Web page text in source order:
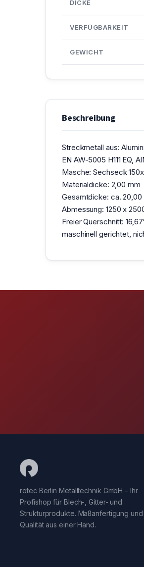
DICKE
VERFÜGBARKEIT
GEWICHT
Beschreibung
Streckmetall aus:
EN AW-5005 H111 EQ,
Masche: Sechseck
Materialdicke: 2,00 mm
Gesamtdicke: ca. 20,00
Abmessung: 1250 x
Freier Querschnitt:
maschinell gerichtet,
rotec Berlin Metalltechnik GmbH – Ihr
Profishop für Blech-, Gitter- und
Strukturprodukte. Maßanfertigung und
Qualität aus einer Hand.